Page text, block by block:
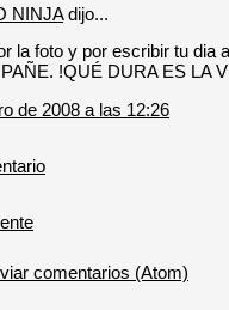
NINJAdijo...
la foto y por escribir tu dia
!QUÉ DURA ES LA
de 2008 a las 12:26
comentarios (Atom)